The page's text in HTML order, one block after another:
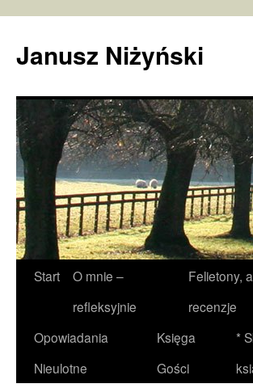
Janusz Niżyński
Przejdź
treści
Start
O mnie –
refleksyjnie
Felietony,
recenzje
Opowiadania
Nieulotne
Księga
Gości
*